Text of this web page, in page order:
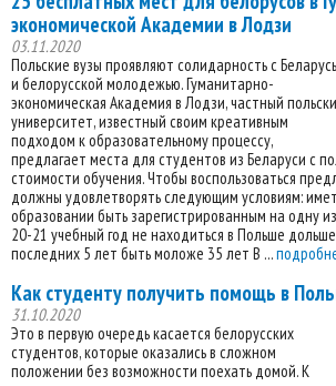
экономической Академии в Лодзи
03.11.2020
Польские вузы проявляют солидарность с
и белорусской молодежью. Гуманитарно-
экономическая Академия в Лодзи, частный
университет, известный своим креативным
подходом к образовательному процессу,
предлагает места для студентов из Беларуси с
стоимости обучения. Чтобы воспользоваться
должны удовлетворять следующим условиям:
образовании быть зарегистрированным на одну
20-21 учебный год не находиться в Польше
последних 5 лет быть моложе 35 лет В ...
Как студенту получить помощь в
31.10.2020
Это в первую очередь касается белорусских
студентов, которые оказались в сложном
положении без возможности поехать домой. К